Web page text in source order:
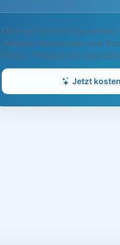
Mehr als 500.000 Fachartikel,
Volltexte, Readerlisten und
Pflege, Therapie und
Jetzt